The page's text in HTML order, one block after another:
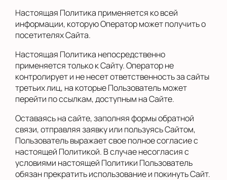
Настоящая Политика применяется ко всей
информации, которую Оператор может получить о
посетителях Сайта.
Настоящая Политика непосредственно
применяется только к Сайту. Оператор не
контролирует и не несет ответственность за сайты
третьих лиц, на которые Пользователь может
перейти по ссылкам, доступным на Сайте.
Оставаясь на сайте, заполняя формы обратной
связи, отправляя заявку или пользуясь Сайтом,
Пользователь выражает свое полное согласие с
настоящей Политикой. В случае несогласия с
условиями настоящей Политики Пользователь
обязан прекратить использование и покинуть Сайт.